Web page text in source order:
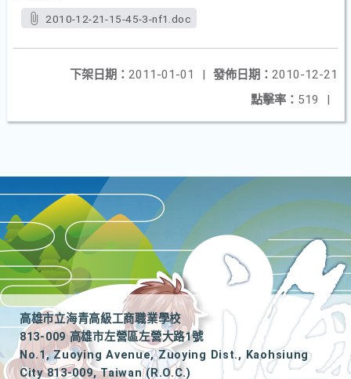
2010-12-21-15-45-3-nf1.doc
發佈日期： 2010-12-21
下架日期： 2011-01-01
|
點擊率： 519 |
高雄市立海青高級工商職業學校
813-009 高雄市左營區左營大路1號
No.1, Zuoying Avenue, Zuoying Dist., Kaohsiung
City 813-009, Taiwan (R.O.C.)